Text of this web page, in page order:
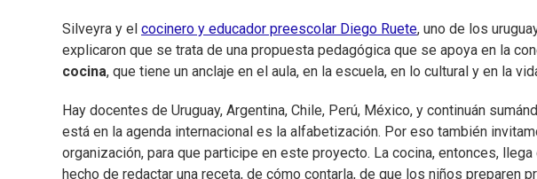
Silveyra y el cocinero y educador preescolar Diego Ruete, uno de los
explicaron que se trata de una propuesta pedagógica que se apoya en la
cocina, que tiene un anclaje en el aula, en la escuela, en lo cultural y en la
Hay docentes de Uruguay, Argentina, Chile, Perú, México, y continuán
está en la agenda internacional es la alfabetización. Por eso también
organización, para que participe en este proyecto. La cocina, entonces,
hecho de redactar una receta, de cómo contarla, de que los niños preparen